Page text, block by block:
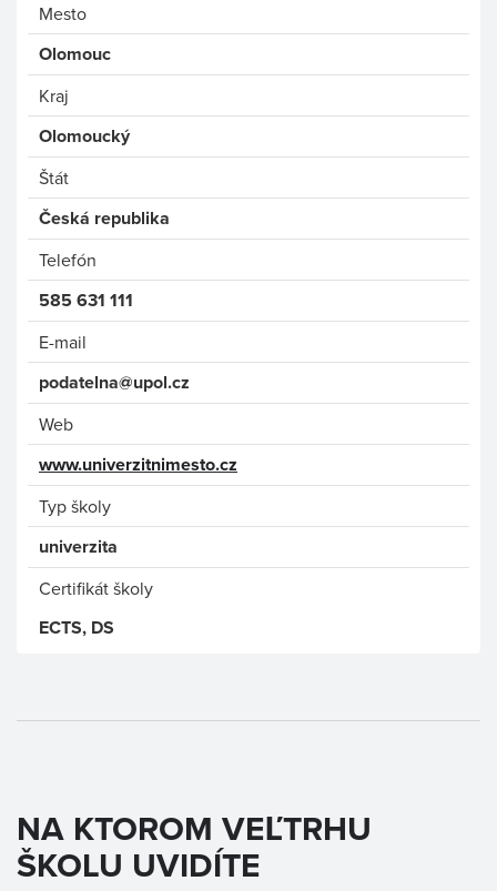
Mesto
Olomouc
Kraj
Olomoucký
Štát
Česká republika
Telefón
585 631 111
E-mail
podatelna@upol.cz
Web
www.univerzitnimesto.cz
Typ školy
univerzita
Certifikát školy
ECTS, DS
NA KTOROM VEĽTRHU
ŠKOLU UVIDÍTE